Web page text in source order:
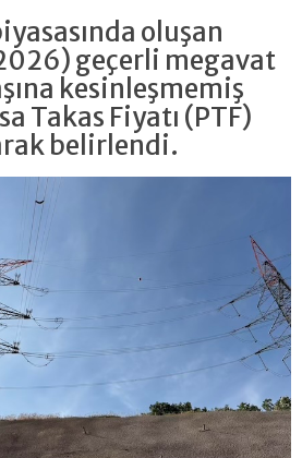
oluşan
geçerli megavat
kesinleşmemiş
Takas Fiyatı (PTF)
belirlendi.